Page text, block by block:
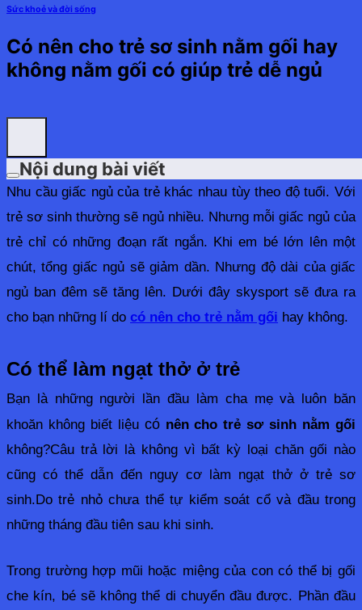
Sức khoẻ và đời sống
Có nên cho trẻ sơ sinh nằm gối hay
không nằm gối có giúp trẻ dễ ngủ
Nội dung bài viết
Nhu cầu giấc ngủ của trẻ khác nhau tùy theo độ tuổi. Với
trẻ sơ sinh thường sẽ ngủ nhiều. Nhưng mỗi giấc ngủ của
trẻ chỉ có những đoạn rất ngắn. Khi em bé lớn lên một
chút, tổng giấc ngủ sẽ giảm dần. Nhưng độ dài của giấc
ngủ ban đêm sẽ tăng lên. Dưới đây skysport sẽ đưa ra
cho bạn những lí do có nên cho trẻ nằm gối hay không.
Có thể làm ngạt thở ở trẻ
Bạn là những người lần đầu làm cha mẹ và luôn băn
khoăn không biết liệu có nên cho trẻ sơ sinh nằm gối
không?Câu trả lời là không vì bất kỳ loại chăn gối nào
cũng có thể dẫn đến nguy cơ làm ngạt thở ở trẻ sơ
sinh.Do trẻ nhỏ chưa thể tự kiểm soát cổ và đầu trong
những tháng đầu tiên sau khi sinh.
Trong trường hợp mũi hoặc miệng của con có thể bị gối
che kín, bé sẽ không thể di chuyển đầu được. Phần đầu